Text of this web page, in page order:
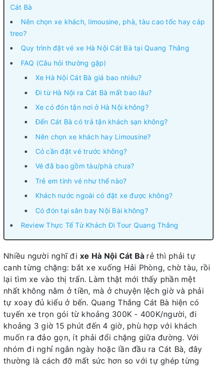
Cát Bà
Nên chọn xe khách, limousine, phà, tàu cao tốc hay cáp
treo?
Quy trình đặt vé xe Hà Nội Cát Bà tại Quang Thắng
FAQ (Câu hỏi thường gặp)
Xe Hà Nội Cát Bà giá bao nhiêu?
Đi từ Hà Nội ra Cát Bà mất bao lâu?
Xe có đón tận nơi ở Hà Nội không?
Đến Cát Bà có trả tận khách sạn không?
Nên chọn xe khách hay Limousine?
Có cần đặt vé trước không?
Vé đã bao gồm tàu/phà chưa?
Trẻ em tính vé như thế nào?
Khách nước ngoài có đặt xe được không?
Có đón tại sân bay Nội Bài không?
Review Thực Tế Từ Khách Đi Tour Quang Thắng
Nhiều người nghĩ đi xe Hà Nội Cát Bà rẻ thì phải tự
canh từng chặng: bắt xe xuống Hải Phòng, chờ tàu, rồi
lại tìm xe vào thị trấn. Làm thật mới thấy phần mệt
nhất không nằm ở tiền, mà ở chuyện lệch giờ và phải
tự xoay đủ kiểu ở bến. Quang Thắng Cát Bà hiện có
tuyến xe trọn gói từ khoảng 300K - 400K/người, đi
khoảng 3 giờ 15 phút đến 4 giờ, phù hợp với khách
muốn ra đảo gọn, ít phải đổi chặng giữa đường. Với
nhóm đi nghỉ ngắn ngày hoặc lần đầu ra Cát Bà, đây
thường là cách đỡ mất sức hơn so với tự ghép từng